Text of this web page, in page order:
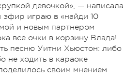
девочкой», — написала
играю в «найди 10
и новым партнером
все очки в корзину Влада!
песню Уитни Хьюстон: либо
не ходить в караоке
своим мнением